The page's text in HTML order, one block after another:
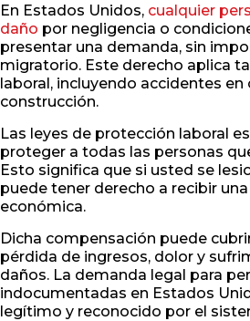
En Estados Unidos, cualquier
daño por negligencia o
presentar una demanda, sin
migratorio. Este derecho aplica
laboral, incluyendo accidentes en
construcción.
Las leyes de protección laboral
proteger a todas las personas
Esto significa que si usted se
puede tener derecho a recibir
económica.
Dicha compensación puede
pérdida de ingresos, dolor y
daños. La demanda legal para
indocumentadas en Estados
legítimo y reconocido por el